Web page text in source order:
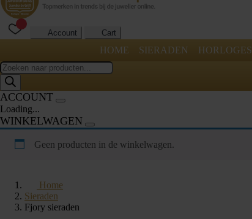
Account Cart
HOME SIERADEN HORLOGES
Producten
zoeken
ACCOUNT
Loading...
WINKELWAGEN
Geen producten in de winkelwagen.
Home
Sieraden
Fjory sieraden